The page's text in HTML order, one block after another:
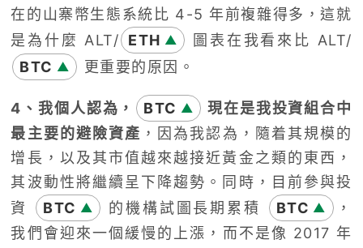
在的山寨幣生態系統比 4-5 年前複雜得多，這就
是為什麼 ALT/
ETH ▲
圖表在我看來比 ALT/
BTC ▲ 更重要的原因。
4、我個人認為， BTC ▲
現在是我投資組合中
最主要的避險資產 ，因為我認為，隨着其規模的
增長，以及其市值越來越接近黃金之類的東西，
其波動性將繼續呈下降趨勢。同時，目前參與投
資
BTC ▲ 的機構試圖長期累積 BTC ▲
，
我們會迎來一個緩慢的上漲，而不是像 2017 年